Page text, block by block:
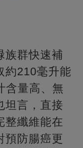
族群快速補
約210毫升能
含量高、無
坦言，直接
整纖維能在
預防腸癌更